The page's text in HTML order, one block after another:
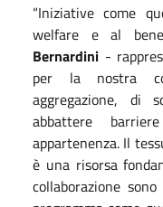
“Iniziative come
welfare e al
Bernardini -
per la nostra
aggregazione, di
abbattere
appartenenza. Il
è una risorsa
collaborazione